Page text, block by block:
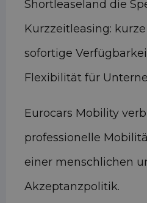
Shortleaseland die
Kurzzeitleasing:
sofortige
Flexibilität für
Eurocars Mobility
professionelle
einer menschlichen
Akzeptanzpolitik.